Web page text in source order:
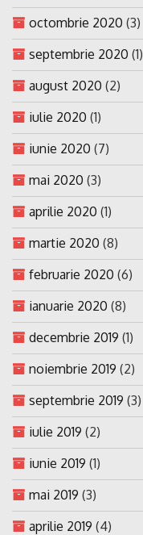
octombrie 2020 (3)
septembrie 2020 (1)
august 2020 (2)
iulie 2020 (1)
iunie 2020 (7)
mai 2020 (3)
aprilie 2020 (1)
martie 2020 (8)
februarie 2020 (6)
ianuarie 2020 (8)
decembrie 2019 (1)
noiembrie 2019 (2)
septembrie 2019 (3)
iulie 2019 (2)
iunie 2019 (1)
mai 2019 (3)
aprilie 2019 (4)